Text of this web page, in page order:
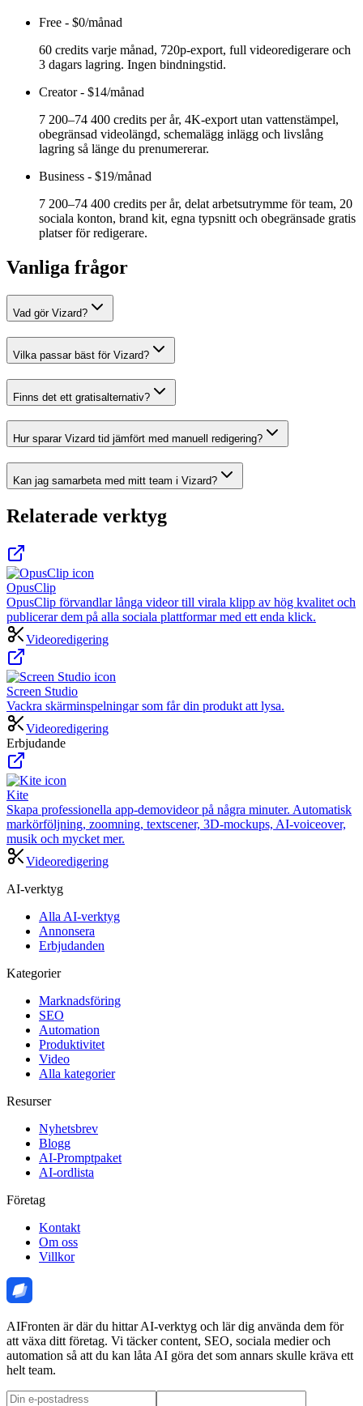
Free - $0/månad
60 credits varje månad, 720p-export, full videoredigerare och
3 dagars lagring. Ingen bindningstid.
Creator- $14/månad
7 200–74 400 credits per år, 4K-export utan vattenstämpel,
obegränsad videolängd, schemalägg inlägg och livslång
lagring så länge du prenumererar.
Business - $19/månad
7 200–74 400 credits per år, delat arbetsutrymme för team, 20
sociala konton, brand kit, egna typsnitt och obegränsade gratis
platser för redigerare.
Vanliga frågor
Vad gör Vizard?
Vilka passar bäst för Vizard?
Finns det ett gratisalternativ?
Hur sparar Vizard tid jämfört med manuell redigering?
Kan jag samarbeta med mitt team i Vizard?
Relaterade verktyg
OpusClip
OpusClip förvandlar långa videor till virala klipp av hög kvalitet och
publicerar dem på alla sociala plattformar med ett enda klick.
Videoredigering
Screen Studio
Vackra skärminspelningar som får din produkt att lysa.
Videoredigering
Erbjudande
Kite
Skapa professionella app-demovideor på några minuter. Automatisk
markörföljning, zoomning, textscener, 3D-mockups, AI-voiceover,
musik och mycket mer.
Videoredigering
AI-verktyg
Alla AI-verktyg
Annonsera
Erbjudanden
Kategorier
Marknadsföring
SEO
Automation
Produktivitet
Video
Alla kategorier
Resurser
Nyhetsbrev
Blogg
AI-Promptpaket
AI-ordlista
Företag
Kontakt
Om oss
Villkor
AIFronten är där du hittar AI-verktyg och lär dig använda dem för
att växa ditt företag. Vi täcker content, SEO, sociala medier och
automation så att du kan låta AI göra det som annars skulle kräva ett
helt team.